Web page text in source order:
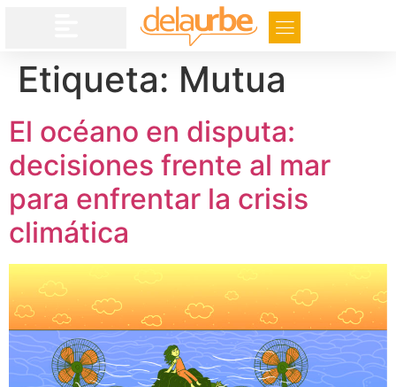
Etiqueta: Mutua
El océano en disputa:
decisiones frente al mar
para enfrentar la crisis
climática